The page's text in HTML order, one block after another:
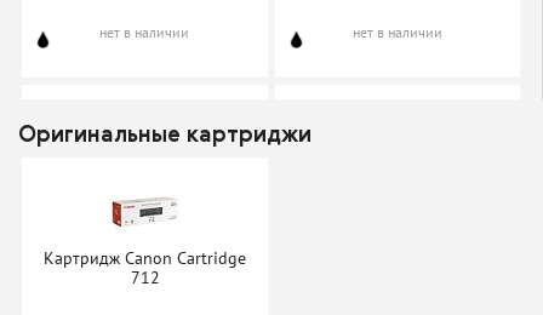
нет в наличии нет в наличии
CB435/436/CE285A/712/7
нет в наличии
Оригинальные картриджи
Картридж Canon Cartridge
712